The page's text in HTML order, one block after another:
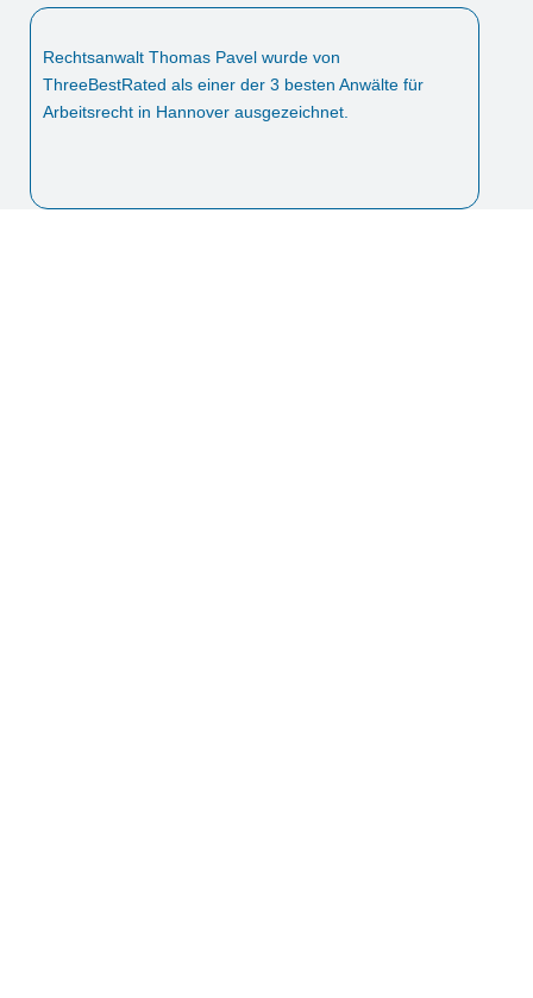
Rechtsanwalt Thomas Pavel wurde von
ThreeBestRated als einer der 3 besten Anwälte für
Arbeitsrecht in Hannover ausgezeichnet.